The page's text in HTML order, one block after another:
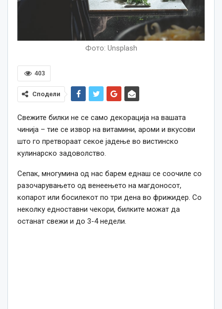
Фото: Unsplash
403
Сподели
Свежите билки не се само декорација на вашата
чинија – тие се извор на витамини, ароми и вкусови
што го претвораат секое јадење во вистинско
кулинарско задоволство.
Сепак, многумина од нас барем еднаш се соочиле со
разочарувањето од венеењето на магдоносот,
копарот или босилекот по три дена во фрижидер. Со
неколку едноставни чекори, билките можат да
останат свежи и до 3-4 недели.